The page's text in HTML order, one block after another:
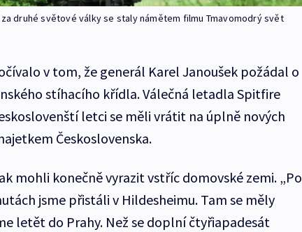
druhé světové války se staly námětem filmu Tmavomodrý svět
v tom, že generál Karel Janoušek požádal o
stíhacího křídla. Válečná letadla Spitfire
letci se měli vrátit na úplně nových
Československa.
mohli konečně vyrazit vstříc domovské zemi. „Po
jsme přistáli v Hildesheimu. Tam se měly
letět do Prahy. Než se doplní čtyřiapadesát